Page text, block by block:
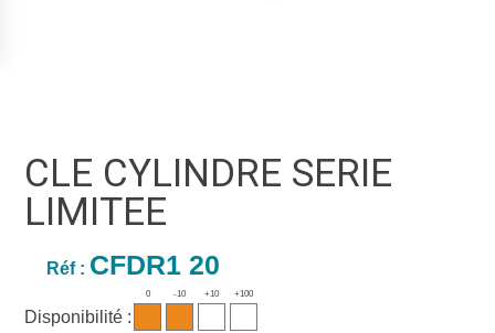
CLE CYLINDRE SERIE
LIMITEE
Réf : CFDR1 20
Disponibilité :
0 -10 +10 +100